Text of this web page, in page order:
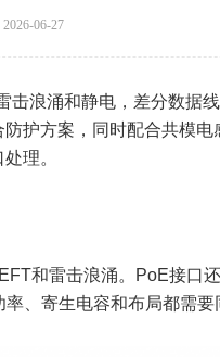
06-27
击浪涌和静电，差分数据
护方案，同时配合共模电
理。
和雷击浪涌。PoE接口
、寄生电容和布局都需要